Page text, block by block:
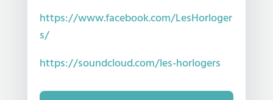
https://www.facebook.com/LesHorloger
s/
https://soundcloud.com/les-horlogers